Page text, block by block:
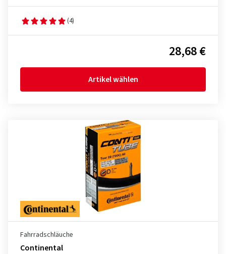
(4)
28,68 €
Artikel wählen
Fahrradschläuche
Continental